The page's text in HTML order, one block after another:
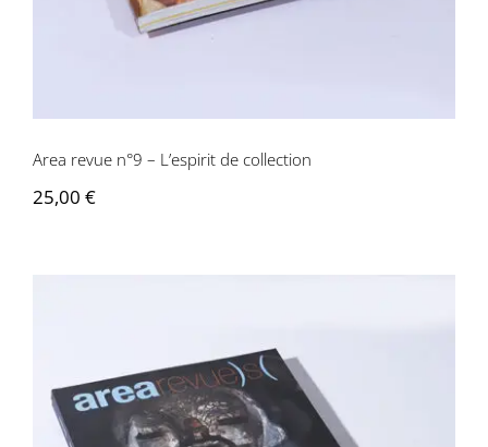
Area revue n°9 – L’espirit de collection
25,00 €